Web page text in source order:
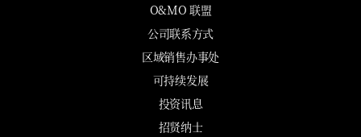
O&MO 联盟
公司联系方式
区域销售办事处
可持续发展
投资讯息
招贤纳士